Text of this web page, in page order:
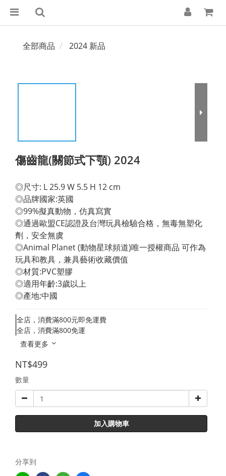
全部商品 2024 新品
傷齒龍(關節式下顎) 2024
◎尺寸: L 25.9 W 5.5 H 12 cm
◎品牌國家:英國
◎99%擬真動物，仿真寫實
◎通過歐盟CE認證及台灣玩具檢驗合格，無毒無塑化
劑，安全無虞
◎Animal Planet (動物星球頻道)唯一授權商品 可作為
玩具和教具，兼具藝術收藏價值
◎材質:PVC塑膠
◎適用年齡:3歲以上
◎產地:中國
全店，消費滿800元即免運費
全店，消費滿800免運
查看更多
NT$499
數量
加入購物車
分享到